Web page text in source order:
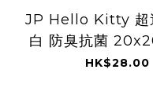
JP Hello Kitty 超
白 防臭抗菌
TK260806
HK$28.00